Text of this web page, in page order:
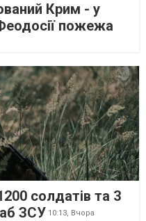
Крим - у
пожежа
солдатів та 3
ЗСУ 10:13, Вчора